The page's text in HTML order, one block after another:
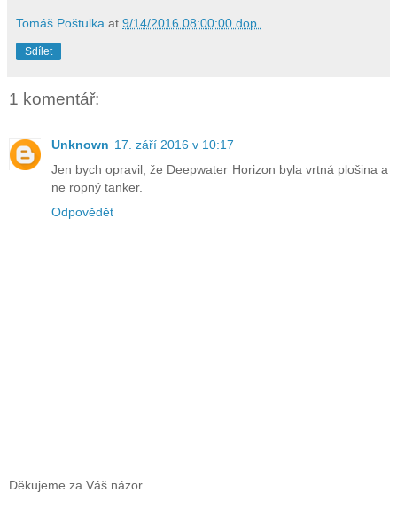
Tomáš Poštulka at 9/14/2016 08:00:00 dop.
Sdílet
1 komentář:
Unknown 17. září 2016 v 10:17
Jen bych opravil, že Deepwater Horizon byla vrtná plošina a
ne ropný tanker.
Odpovědět
Děkujeme za Váš názor.